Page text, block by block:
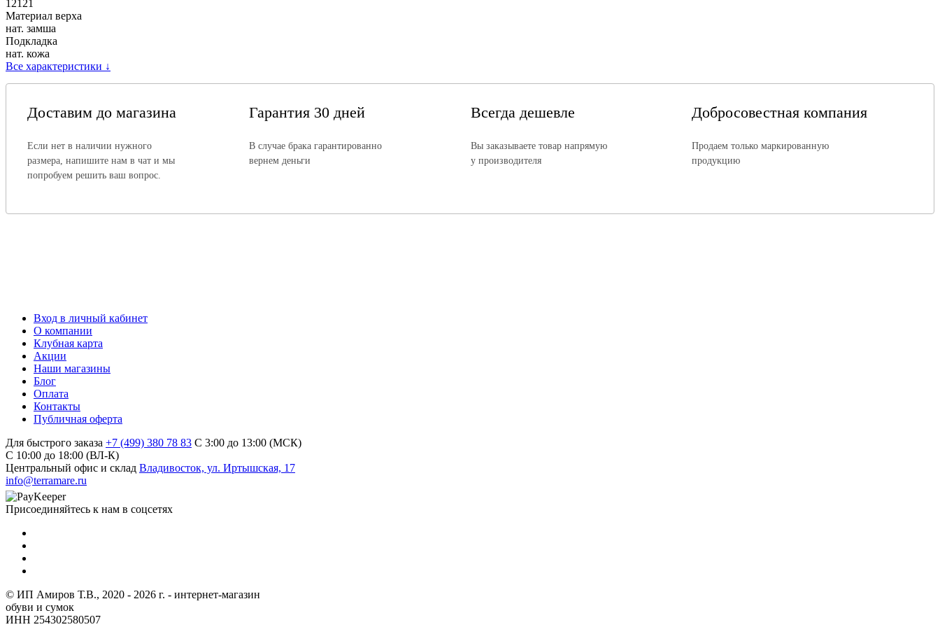
12121
Материал верха
нат. замша
Подкладка
нат. кожа
Все характеристики ↓
Доставим до магазина
Если нет в наличии нужного
размера, напишите нам в чат и мы
попробуем решить ваш вопрос.
Гарантия 30 дней
В случае брака гарантированно
вернем деньги
Всегда дешевле
Вы заказываете товар напрямую
у производителя
Добросовестная компания
Продаем только маркированную
продукцию
Вход в личный кабинет
О компании
Клубная карта
Акции
Наши магазины
Блог
Оплата
Контакты
Публичная оферта
Для быстрого заказа +7 (499) 380 78 83 С 3:00 до 13:00 (МСК)
C 10:00 до 18:00 (ВЛ-К)
Центральный офис и склад Владивосток, ул. Иртышская, 17
info@terramare.ru
Присоединяйтесь к нам в соцсетях
© ИП Амиров Т.В., 2020 - 2026 г. - интернет-магазин
обуви и сумок
ИНН 254302580507